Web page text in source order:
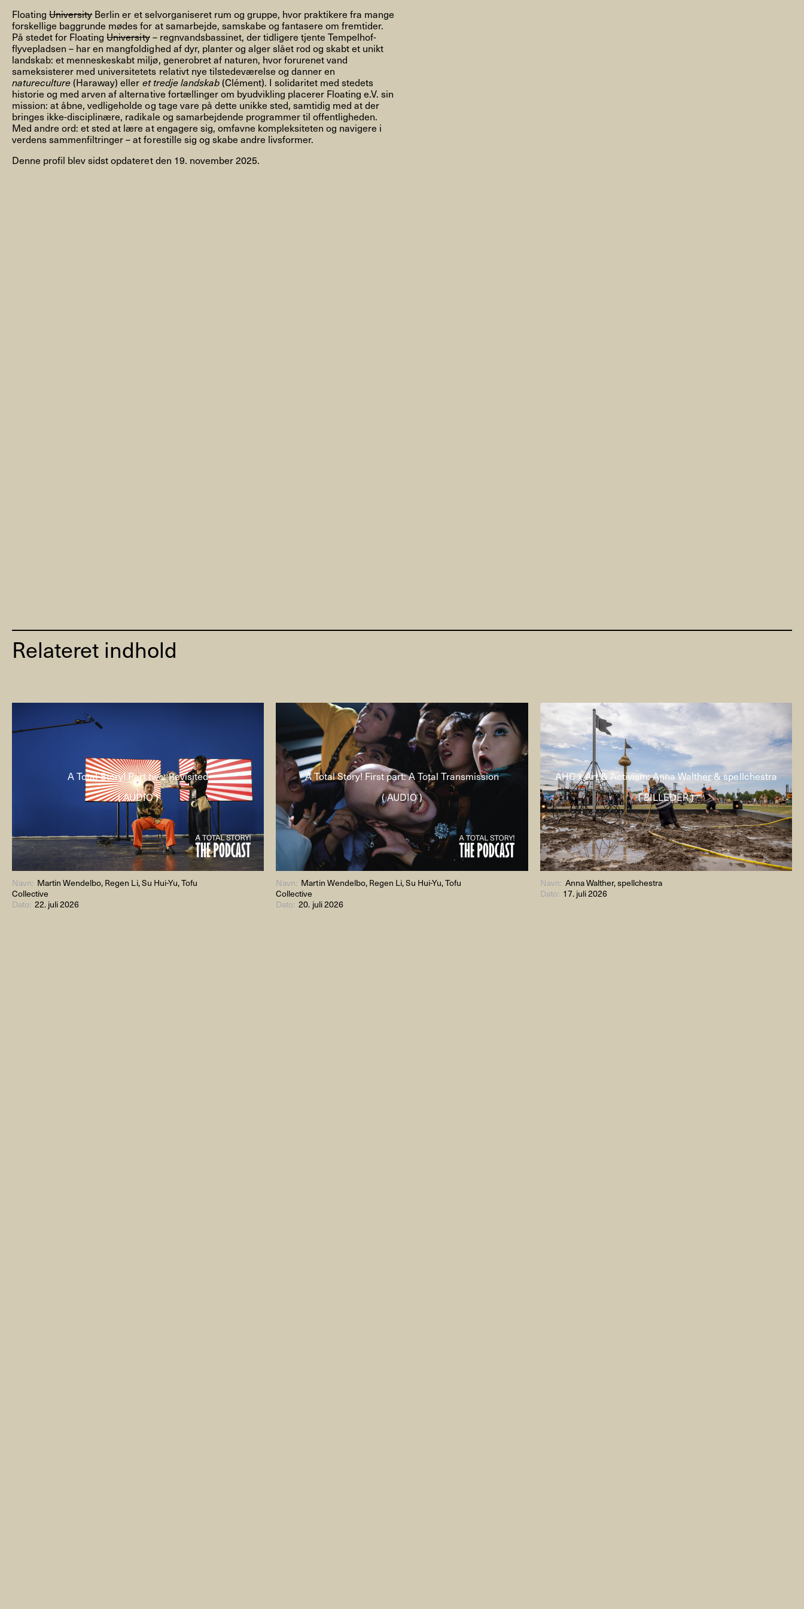
Om AHC
NYHEDSBREV
THORAVEJ 29, 2400 KØBENHAVN NV, DANMARK INFO@ARTHUBCOPENHAGEN.DK
FloatingUniversityBerlin er et selvorganiseret rum og gruppe, hvor praktikere fra mange
forskellige baggrunde mødes for at samarbejde, samskabe og fantasere om fremtider.
På stedet for FloatingUniversity– regnvandsbassinet, der tidligere tjente Tempelhof-
flyvepladsen – har en mangfoldighed af dyr, planter og alger slået rod og skabt et unikt
landskab: et menneskeskabt miljø, generobret af naturen, hvor forurenet vand
sameksisterer med universitetets relativt nye tilstedeværelse og danner en
natureculture(Haraway) eller et tredje landskab(Clément). I solidaritet med stedets
historie og med arven af alternative fortællinger om byudvikling placerer Floating e.V. sin
mission: at åbne, vedligeholde og tage vare på dette unikke sted, samtidig med at der
bringes ikke-disciplinære, radikale og samarbejdende programmer til offentligheden.
Med andre ord: et sted at lære at engagere sig, omfavne kompleksiteten og navigere i
verdens sammenfiltringer – at forestille sig og skabe andre livsformer.
Denne profil blev sidst opdateret den 19. november 2025.
Relateret indhold
A Total Story! Part two: Revisited
( AUDIO )
Navn: Martin Wendelbo, Regen Li, Su Hui-Yu, Tofu
Collective
Dato:22. juli 2026
A Total Story! First part: A Total Transmission
( AUDIO )
Navn: Martin Wendelbo, Regen Li, Su Hui-Yu, Tofu
Collective
Dato:20. juli 2026
AHC x Art & Activism: Anna Walther & spellchestra
( BILLEDER )
Navn: Anna Walther, spellchestra
Dato: 17. juli 2026